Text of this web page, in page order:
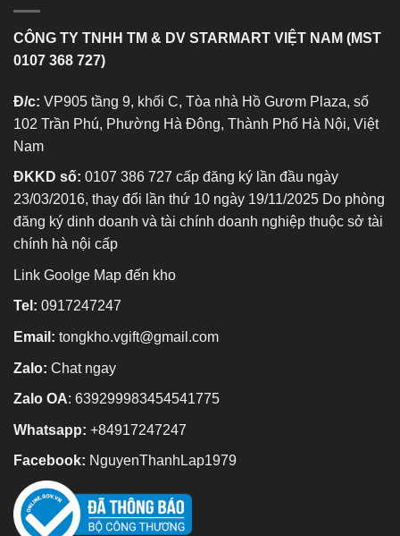
CÔNG TY TNHH TM & DV STARMART VIỆT NAM (MST
0107 368 727)
Đ/c: VP905 tầng 9, khối C, Tòa nhà Hồ Gươm Plaza, số
102 Trần Phú, Phường Hà Đông, Thành Phố Hà Nội, Việt
Nam
ĐKKD số: 0107 386 727 cấp đăng ký lần đầu ngày
23/03/2016, thay đổi lần thứ 10 ngày 19/11/2025 Do phòng
đăng ký dinh doanh và tài chính doanh nghiệp thuộc sở tài
chính hà nội cấp
Link Goolge Map đến kho
Tel: 0917247247
Email: tongkho.vgift@gmail.com
Zalo: Chat ngay
Zalo OA: 639299983454541775
Whatsapp: +84917247247
Facebook: NguyenThanhLap1979